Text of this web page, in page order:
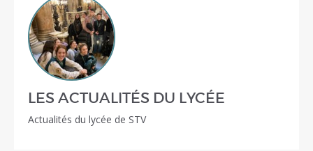
LES ACTUALITÉS DU LYCÉE
Actualités du lycée de STV